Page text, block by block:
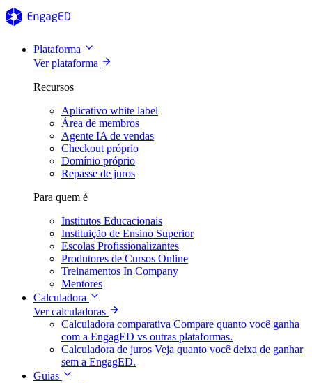
Plataforma
Ver plataforma
Recursos
Aplicativo white label
Área de membros
Agente IA de vendas
Checkout próprio
Domínio próprio
Repasse de juros
Para quem é
Institutos Educacionais
Instituição de Ensino Superior
Escolas Profissionalizantes
Produtores de Cursos Online
Treinamentos In Company
Mentores
Calculadora
Ver calculadoras
Calculadora comparativa Compare quanto você ganha
com a EngagED vs outras plataformas.
Calculadora de juros Veja quanto você deixa de ganhar
sem a EngagED.
Guias